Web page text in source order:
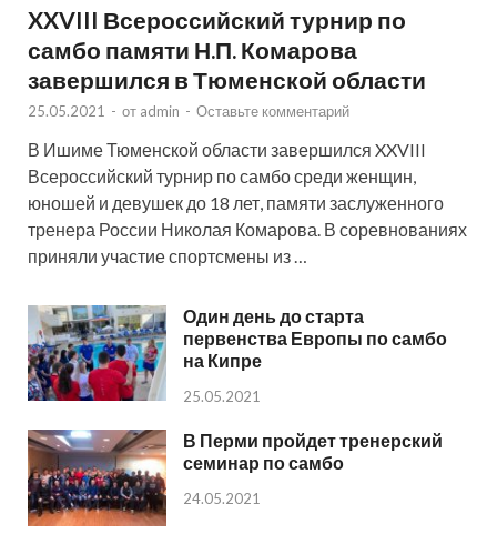
XXVIII Всероссийский турнир по
самбо памяти Н.П. Комарова
завершился в Тюменской области
25.05.2021 - от admin - Оставьте комментарий
В Ишиме Тюменской области завершился XXVIII
Всероссийский турнир по самбо среди женщин,
юношей и девушек до 18 лет, памяти заслуженного
тренера России Николая Комарова. В соревнованиях
приняли участие спортсмены из …
Один день до старта
первенства Европы по самбо
на Кипре
25.05.2021
В Перми пройдет тренерский
семинар по самбо
24.05.2021